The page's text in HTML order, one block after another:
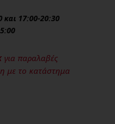
και 17:00-20:30
για παραλαβές
με το κατάστημα